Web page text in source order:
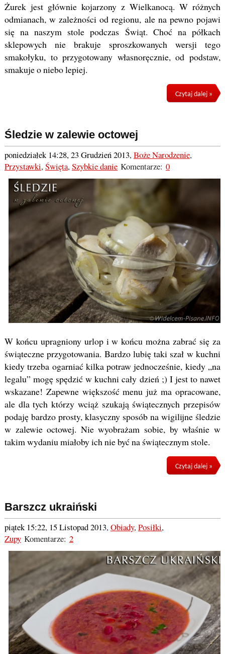
Żurek jest głównie kojarzony z Wielkanocą. W różnych
odmianach, w zależności od regionu, ale na pewno pojawi
się na naszym stole podczas Świąt. Choć na półkach
sklepowych nie brakuje sproszkowanych wersji tego
smakołyku, to przygotowany własnoręcznie, od podstaw,
smakuje o niebo lepiej.
Czytaj dalej »
Śledzie w zalewie octowej
poniedziałek 14:28, 23 Grudzień 2013,Boże Narodzenie,
Przystawki,Święta,Szybkie danieKomentarze: 0
W końcu upragniony urlop i w końcu można zabrać się za
świąteczne przygotowania. Bardzo lubię taki szał w kuchni
kiedy trzeba ogarniać kilka potraw jednocześnie, kiedy „na
legalu” mogę spędzić w kuchni cały dzień ;) I jest to nawet
wskazane! Zapewne większość menu już ma opracowane,
ale dla tych którzy wciąż szukają świątecznych przepisów
podaję bardzo prosty, klasyczny sposób na wigilijne śledzie
w zalewie octowej. Nie wyobrażam sobie, by właśnie w
takim wydaniu miałoby ich nie być na świątecznym stole.
Czytaj dalej »
Barszcz ukraiński
piątek 15:22, 15 Listopad 2013,Obiady,Posiłki,
ZupyKomentarze: 2